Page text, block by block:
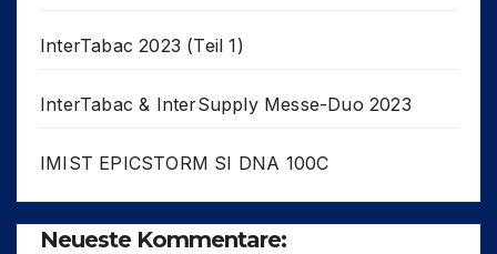
InterTabac 2023 (Teil 1)
InterTabac & InterSupply Messe-Duo 2023
IMIST EPICSTORM SI DNA 100C
Neueste Kommentare: